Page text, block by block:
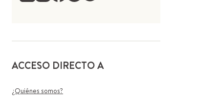
ACCESO DIRECTO A
¿Quiénes somos?